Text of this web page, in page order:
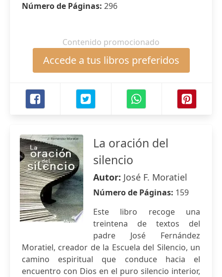
Número de Páginas: 296
Contenido promocionado
Accede a tus libros preferidos
La oración del
silencio
Autor: José F. Moratiel
Número de Páginas: 159
Este libro recoge una
treintena de textos del
padre José Fernández
Moratiel, creador de la Escuela del Silencio, un
camino espiritual que conduce hacia el
encuentro con Dios en el puro silencio interior,